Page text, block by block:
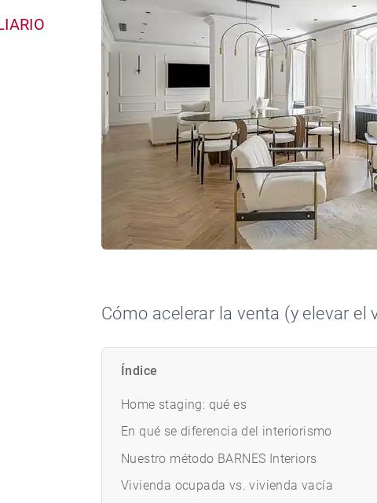
Cómo acelerar la venta (y elevar el
Índice
Home staging: qué es
En qué se diferencia del interiorismo
Nuestro método BARNES Interiors
Vivienda ocupada vs. vivienda vacía